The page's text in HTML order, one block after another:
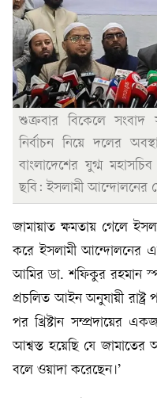
শুক্রবার বিকেলে সংবাদ
নির্বাচন নিয়ে দলের
বাংলাদেশের যুগ্ম
ছবি: ইসলামী আন্দোলনের
জামায়াত ক্ষমতায় গেলে
করে ইসলামী আন্দোলনের
আমির ডা. শফিকুর রহমান
প্রচলিত আইন অনুযায়ী রাষ্ট্র
পর খ্রিষ্টান সম্প্রদায়ের
আশ্বস্ত হয়েছি যে জামাতের
বলে ওয়াদা করেছেন।’